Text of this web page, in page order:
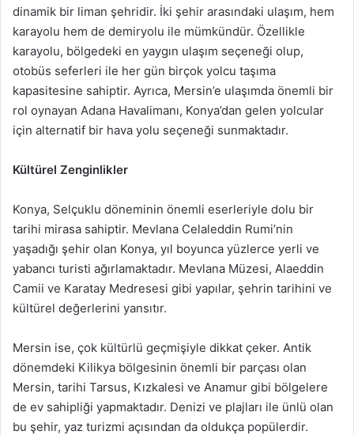
dinamik bir liman şehridir. İki şehir arasındaki ulaşım, hem
karayolu hem de demiryolu ile mümkündür. Özellikle
karayolu, bölgedeki en yaygın ulaşım seçeneği olup,
otobüs seferleri ile her gün birçok yolcu taşıma
kapasitesine sahiptir. Ayrıca, Mersin’e ulaşımda önemli bir
rol oynayan Adana Havalimanı, Konya’dan gelen yolcular
için alternatif bir hava yolu seçeneği sunmaktadır.
Kültürel Zenginlikler
Konya, Selçuklu döneminin önemli eserleriyle dolu bir
tarihi mirasa sahiptir. Mevlana Celaleddin Rumi’nin
yaşadığı şehir olan Konya, yıl boyunca yüzlerce yerli ve
yabancı turisti ağırlamaktadır. Mevlana Müzesi, Alaeddin
Camii ve Karatay Medresesi gibi yapılar, şehrin tarihini ve
kültürel değerlerini yansıtır.
Mersin ise, çok kültürlü geçmişiyle dikkat çeker. Antik
dönemdeki Kilikya bölgesinin önemli bir parçası olan
Mersin, tarihi Tarsus, Kızkalesi ve Anamur gibi bölgelere
de ev sahipliği yapmaktadır. Denizi ve plajları ile ünlü olan
bu şehir, yaz turizmi açısından da oldukça popülerdir.